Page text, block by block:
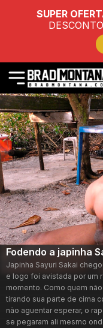
SUPER
Fodendo a japinha
Japinha Sayuri Sakai
e logo foi avistada por um
momento. Como quem
tirando sua parte de cima
não aguentar esperar, o
se pegaram ali mesmo